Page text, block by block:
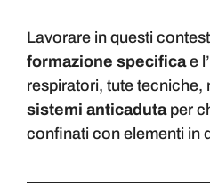
Lavorare in questi
formazione specificae l’
respiratori, tute tecniche,
sistemi anticaduta per
confinati con elementi in